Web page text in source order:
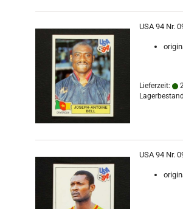
USA 94 Nr.
Lieferzeit:
USA 94 Nr.